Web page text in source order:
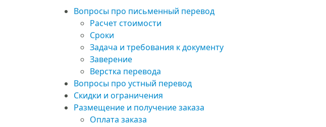
Вопросы про письменный перевод
Расчет стоимости
Сроки
Задача и требования к документу
Заверение
Верстка перевода
Вопросы про устный перевод
Скидки и ограничения
Размещение и получение заказа
Оплата заказа